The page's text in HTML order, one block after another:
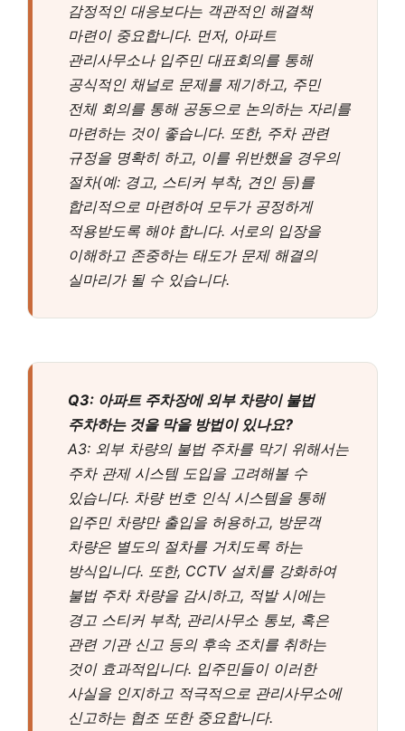
감정적인 대응보다는 객관적인 해결책
마련이 중요합니다. 먼저, 아파트
관리사무소나 입주민 대표회의를 통해
공식적인 채널로 문제를 제기하고, 주민
전체 회의를 통해 공동으로 논의하는 자리를
마련하는 것이 좋습니다. 또한, 주차 관련
규정을 명확히 하고, 이를 위반했을 경우의
절차(예: 경고, 스티커 부착, 견인 등)를
합리적으로 마련하여 모두가 공정하게
적용받도록 해야 합니다. 서로의 입장을
이해하고 존중하는 태도가 문제 해결의
실마리가 될 수 있습니다.
Q3: 아파트 주차장에 외부 차량이 불법
주차하는 것을 막을 방법이 있나요?
A3: 외부 차량의 불법 주차를 막기 위해서는
주차 관제 시스템 도입을 고려해볼 수
있습니다. 차량 번호 인식 시스템을 통해
입주민 차량만 출입을 허용하고, 방문객
차량은 별도의 절차를 거치도록 하는
방식입니다. 또한, CCTV 설치를 강화하여
불법 주차 차량을 감시하고, 적발 시에는
경고 스티커 부착, 관리사무소 통보, 혹은
관련 기관 신고 등의 후속 조치를 취하는
것이 효과적입니다. 입주민들이 이러한
사실을 인지하고 적극적으로 관리사무소에
신고하는 협조 또한 중요합니다.